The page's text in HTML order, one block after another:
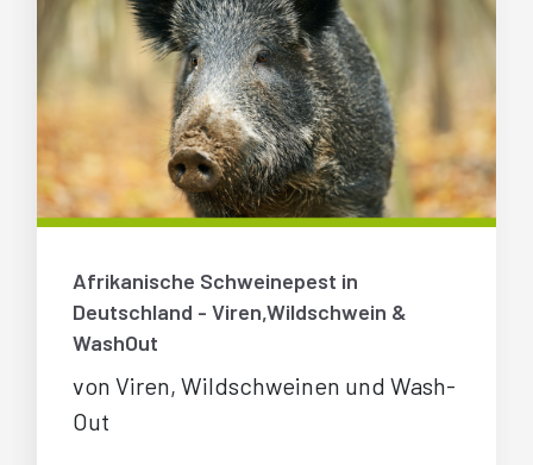
Afrikanische Schweinepest in
Deutschland - Viren,Wildschwein &
WashOut
von Viren, Wildschweinen und Wash-
Out